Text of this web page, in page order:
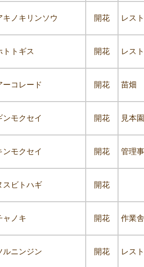
キノキリンソウ 開花 レス
トトギス 開花 レス
ーコレード 開花 苗畑
ンモクセイ 開花 見本園
ンモクセイ 開花 管理
スビトハギ 開花
ャノキ 開花 作業
ルニンジン 開花 レス